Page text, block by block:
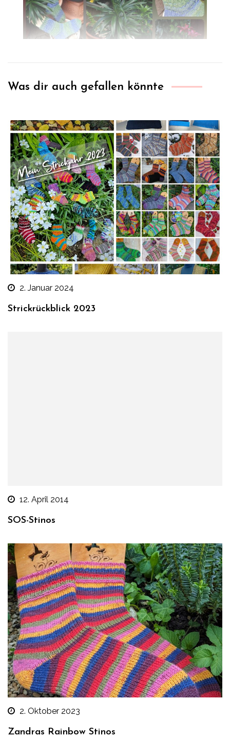
Was dir auch gefallen könnte
2. Januar 2024
Strickrückblick 2023
12. April 2014
SOS-Stinos
2. Oktober 2023
Zandras Rainbow Stinos